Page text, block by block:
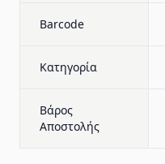
Barcode
Κατηγορία
Βάρος
Αποστολής